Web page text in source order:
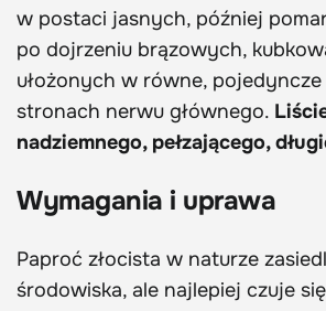
w postaci jasnych, później
po dojrzeniu brązowych,
ułożonych w równe,
stronach nerwu głównego.
nadziemnego, pełzającego,
Wymagania i uprawa
Paproć złocista w naturze
środowiska, ale najlepiej czuje